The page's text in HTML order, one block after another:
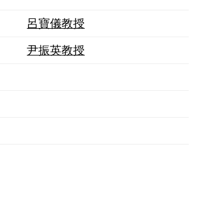
呂寶儀教授
尹振英教授